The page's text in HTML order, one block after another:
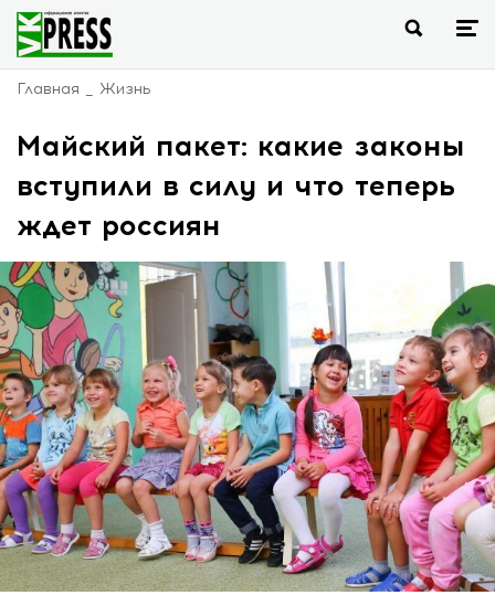
Главная Жизнь
Майский пакет: какие законы
вступили в силу и что теперь
ждет россиян